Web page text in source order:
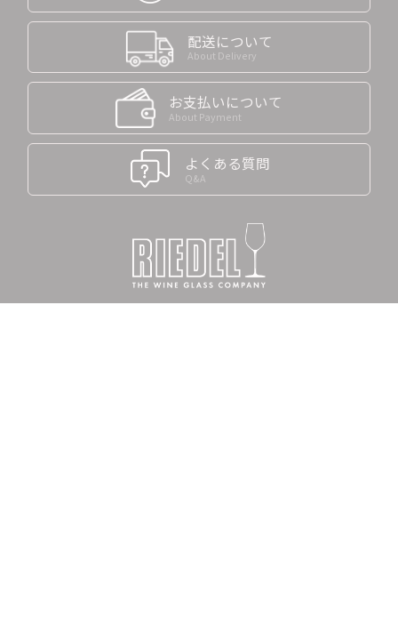
配送について
About Delivery
お支払いについて
About Payment
よくある質問
Q&A